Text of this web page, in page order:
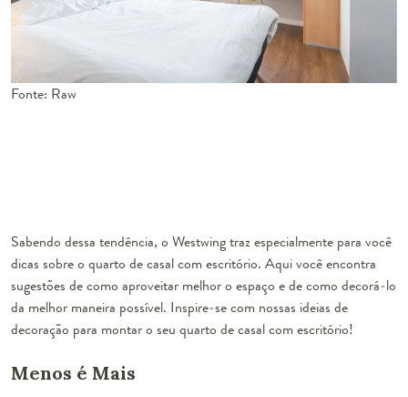
Fonte: Raw
Sabendo dessa tendência, o Westwing traz especialmente para você
dicas sobre o quarto de casal com escritório. Aqui você encontra
sugestões de como aproveitar melhor o espaço e de como decorá-lo
da melhor maneira possível. Inspire-se com nossas ideias de
decoração para montar o seu quarto de casal com escritório!
Menos é Mais